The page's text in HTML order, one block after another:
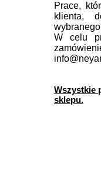
Prace,
klienta,
W celu
Wszystkie
sklepu.